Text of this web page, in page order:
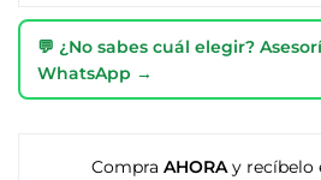
💬 ¿No sabes cuál elegir?
WhatsApp →
Compra AHORA y recíbelo